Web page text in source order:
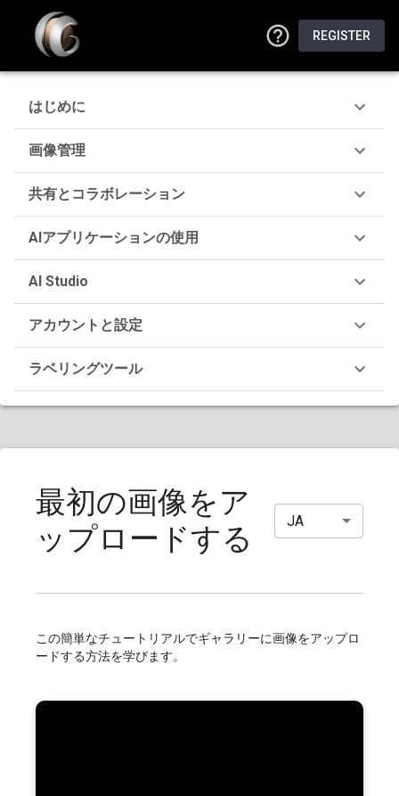
REGISTER
はじめに
画像管理
共有とコラボレーション
AIアプリケーションの使用
AI Studio
アカウントと設定
ラベリングツール
最初の画像をア
ップロードする
JA
この簡単なチュートリアルでギャラリーに画像をアップロ
ードする方法を学びます。